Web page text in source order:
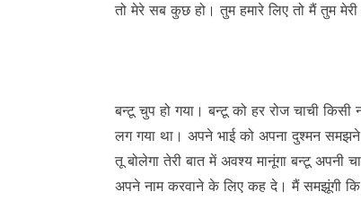
तो मेरे सब कुछ हो। तुम हमारे लिए तो मैं तुम
बन्टू चुप हो गया। बन्टू को हर रोज चाची
लग गया था। अपने भाई को अपना दुश्मन समझने
तू बोलेगा तेरी बात में अवश्य मानूंगा बन्टू
अपने नाम करवाने के लिए कह दे। मैं समझूंगी कि